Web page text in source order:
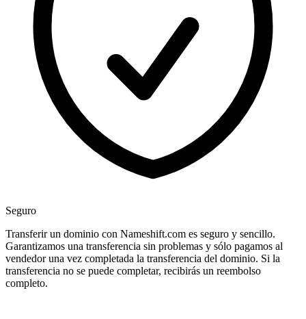
Seguro
Transferir un dominio con Nameshift.com es seguro y sencillo.
Garantizamos una transferencia sin problemas y sólo pagamos al
vendedor una vez completada la transferencia del dominio. Si la
transferencia no se puede completar, recibirás un reembolso
completo.